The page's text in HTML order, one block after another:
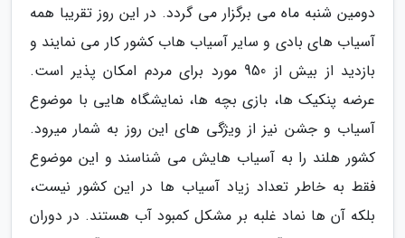
دومین شنبه ماه می برگزار می گردد. در این روز تقریبا همه
آسیاب های بادی و سایر آسیاب هاب کشور کار می نمایند و
بازدید از بیش از 950 مورد برای مردم امکان پذیر است.
عرضه پنکیک ها، بازی بچه ها، نمایشگاه هایی با موضوع
آسیاب و جشن نیز از ویژگی های این روز به شمار میرود.
کشور هلند را به آسیاب هایش می شناسند و این موضوع
فقط به خاطر تعداد زیاد آسیاب ها در این کشور نیست،
بلکه آن ها نماد غلبه بر مشکل کمبود آب هستند. در دوران